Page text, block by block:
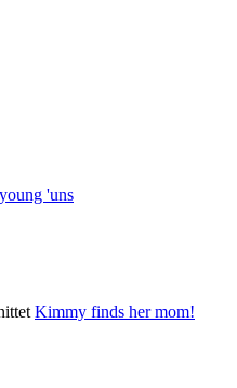
'uns
Kimmy finds her mom!